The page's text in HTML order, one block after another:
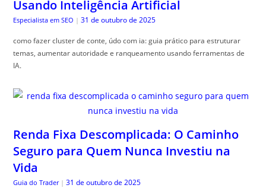
Usando Inteligência Artificial
Especialista em SEO | 31 de outubro de 2025
como fazer cluster de conte, údo com ia: guia prático para estruturar
temas, aumentar autoridade e ranqueamento usando ferramentas de
IA.
Renda Fixa Descomplicada: O Caminho
Seguro para Quem Nunca Investiu na
Vida
Guia do Trader | 31 de outubro de 2025